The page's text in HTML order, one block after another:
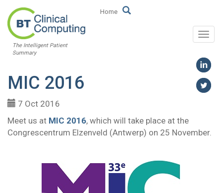
The Intelligent Patient
Summary
Home
MIC 2016
7 Oct 2016
Meet us at MIC 2016, which will take place at the
Congrescentrum Elzenveld (Antwerp) on 25 November.